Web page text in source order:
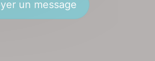
un message